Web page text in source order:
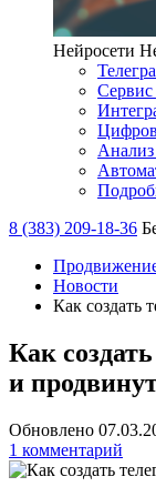
Нейросети
8 (383) 209-18-36
Новости
Как создать
Как
и
Обновлено
1 комментарий